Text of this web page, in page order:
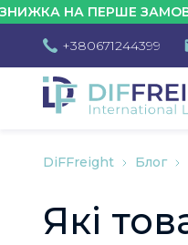
ПЕРШЕ ЗАМОВЛЕННЯ
+380671244399
DiFFreight Блог
Які